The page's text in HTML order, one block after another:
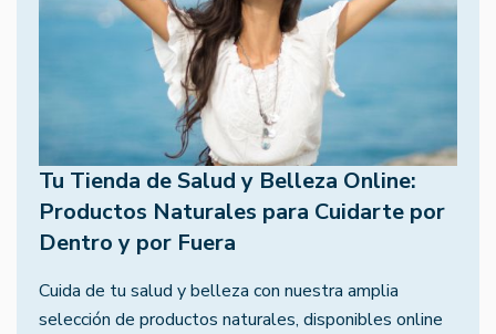
Tu Tienda de Salud y Belleza Online:
Productos Naturales para Cuidarte por
Dentro y por Fuera
Cuida de tu salud y belleza con nuestra amplia
selección de productos naturales, disponibles online